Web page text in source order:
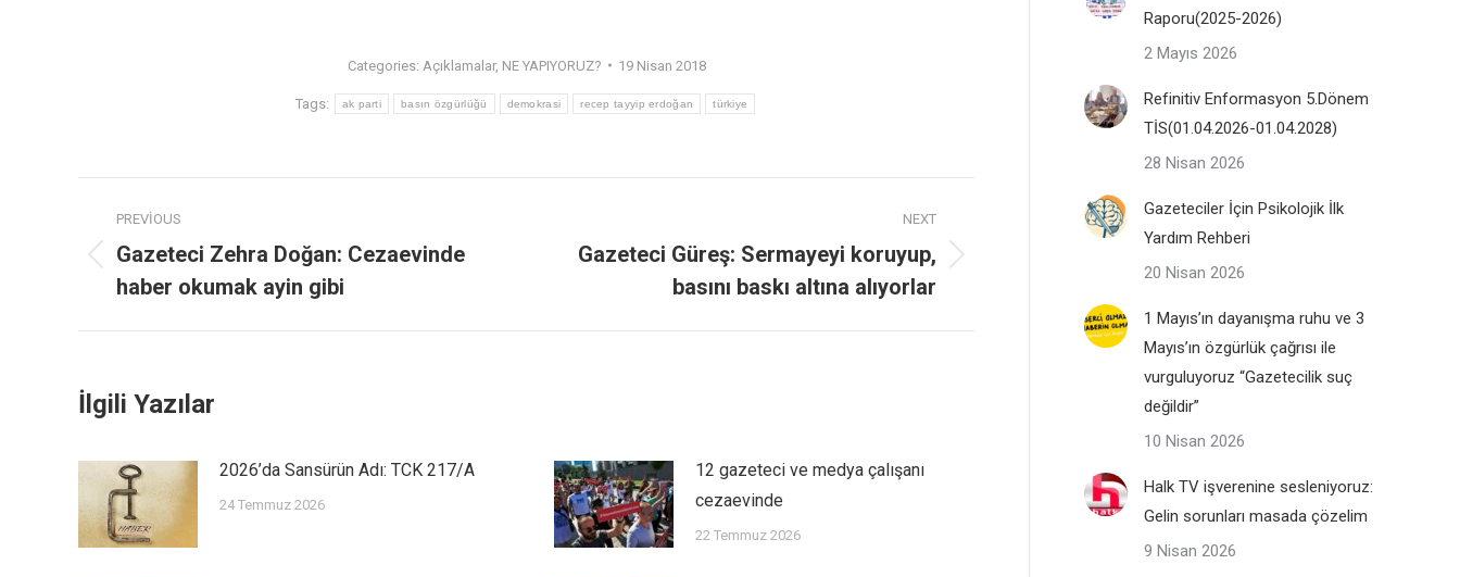
Categories: Açıklamalar, NE YAPIYORUZ? 19 Nisan 2018
Tags: ak parti basın özgürlüğü demokrasi recep tayyip erdoğan türkiye
PREVIOUS
Gazeteci Zehra Doğan: Cezaevinde
haber okumak ayin gibi
NEXT
Gazeteci Güreş: Sermayeyi koruyup,
basını baskı altına alıyorlar
İlgili Yazılar
2026’da Sansürün Adı: TCK 217/A
24 Temmuz 2026
12 gazeteci ve medya çalışanı
cezaevinde
22 Temmuz 2026
Raporu(2025-2026)
2 Mayıs 2026
Refinitiv Enformasyon 5.Dönem
TİS(01.04.2026-01.04.2028)
28 Nisan 2026
Gazeteciler İçin Psikolojik İlk
Yardım Rehberi
20 Nisan 2026
1 Mayıs’ın dayanışma ruhu ve 3
Mayıs’ın özgürlük çağrısı ile
vurguluyoruz “Gazetecilik suç
değildir”
10 Nisan 2026
Halk TV işverenine sesleniyoruz:
Gelin sorunları masada çözelim
9 Nisan 2026